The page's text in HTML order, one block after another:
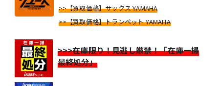
>>【買取価格】サックス YAMAHA
>>【買取価格】トランペット YAMAHA
>>>在庫限り！見逃し厳禁！「在庫一掃
最終処分」